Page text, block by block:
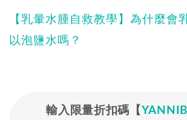
【乳暈水腫自救教學】為什麼會
以泡鹽水嗎？
輸入限量折扣碼【